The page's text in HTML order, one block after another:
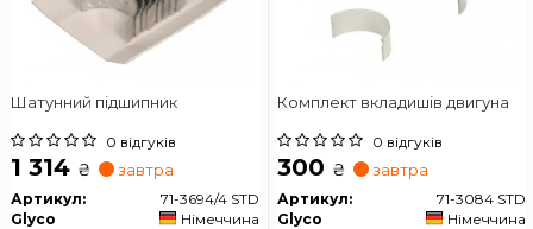
Шатунний підшипник
0 відгуків
1 314 ₴ завтра
Артикул:
71-3694/4 STD
Glyco
Німеччина
Комплект вкладишів двигуна
0 відгуків
300 ₴ завтра
Артикул:
71-3084 STD
Glyco
Німеччина